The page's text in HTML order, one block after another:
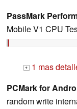
PassMark
Mobile V1 CPU
+ 1 mas
PCMark for
random write